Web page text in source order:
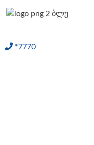
*7770